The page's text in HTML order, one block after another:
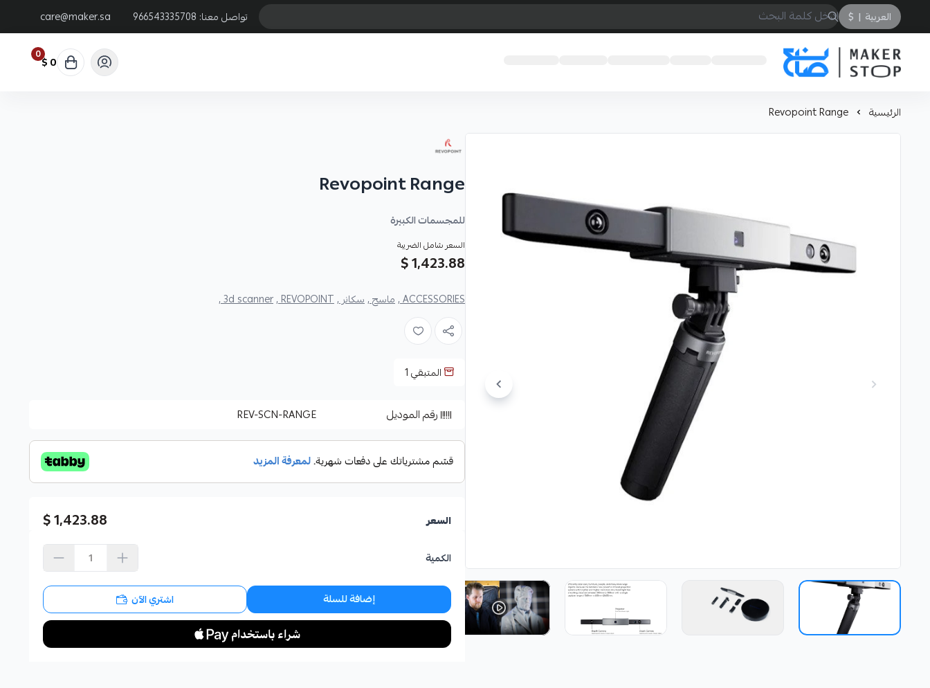
العربية |
$ تواصل معنا: 966543335708
care@maker.sa
صانع
0 0 $
الرئيسية Revopoint Range
Revopoint Range
للمجسمات الكبيرة
السعر شامل الضريبة
1,423.88 $
ACCESSORIES , ماسح ,سكانر ,REVOPOINT ,
3d scanner ,
المتبقي1
رقم الموديل REV-SCN-RANGE
السعر 1,423.88 $
الكمية
إضافة للسلة اشتري الآن